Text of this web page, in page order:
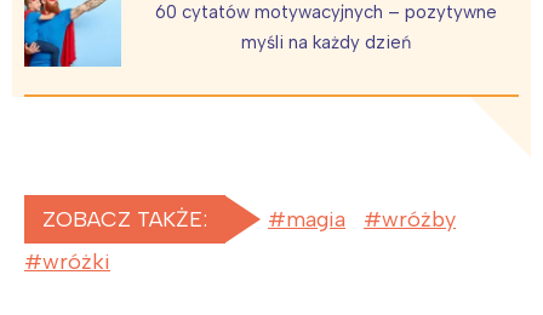
60 cytatów motywacyjnych – pozytywne
myśli na każdy dzień
ZOBACZ TAKŻE: magia
wróżby
wróżki